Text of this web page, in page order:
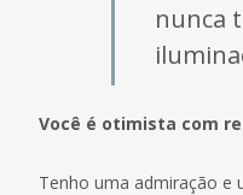
nunca
Você é otimista com
Tenho uma admiração e